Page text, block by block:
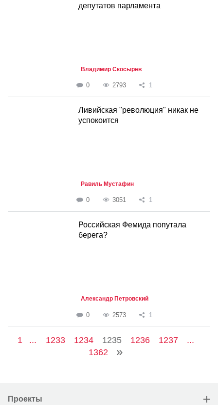
депутатов парламента
Владимир Скосырев
0 2793 1
Ливийская "революция" никак не
успокоится
Равиль Мустафин
0 3051 1
Российская Фемида попутала
берега?
Александр Петровский
0 2573 1
1 ... 1233 1234 1235 1236 1237
...
1362
Проекты